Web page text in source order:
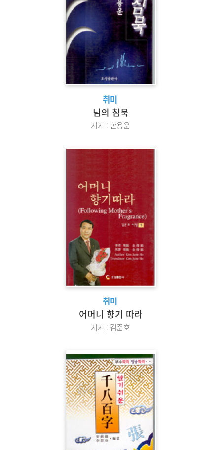
취미
님의 침묵
저자 : 한용운
취미
어머니 향기 따라
저자 : 김준호